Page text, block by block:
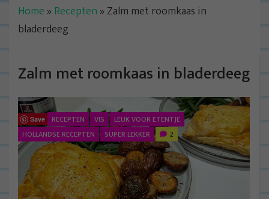
Home » Recepten » Zalm met roomkaas in
bladerdeeg
Zalm met roomkaas in bladerdeeg
Save RECEPTEN VIS
LEUK VOOR ETENTJE
HOLLANDSE RECEPTEN
SUPER LEKKER 2